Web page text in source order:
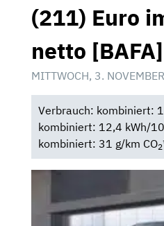
(211) Euro
netto [BAFA]
MITTWOCH, 3.
Verbrauch: kombiniert:
kombiniert: 12,4 kWh/
kombiniert: 31 g/km CO2